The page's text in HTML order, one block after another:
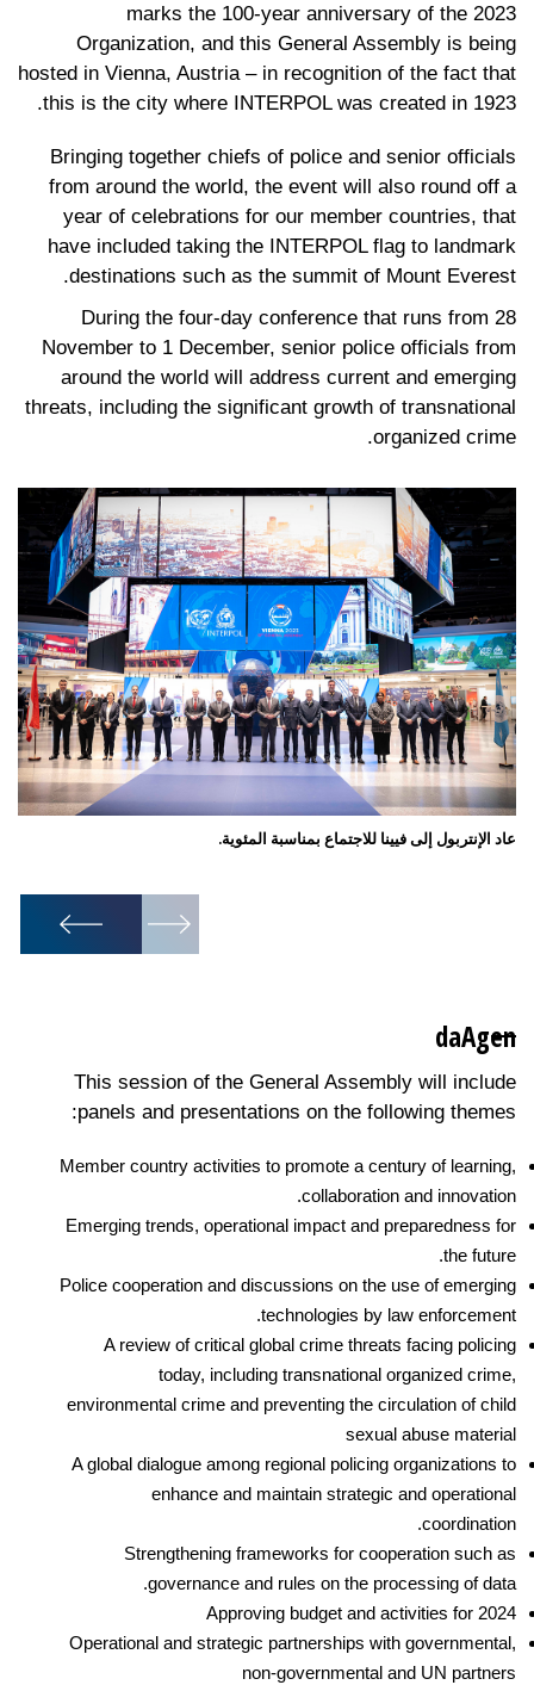
2023 marks the 100-year anniversary of the
Organization, and this General Assembly is being
hosted in Vienna, Austria – in recognition of the fact that
this is the city where INTERPOL was created in 1923.
Bringing together chiefs of police and senior officials
from around the world, the event will also round off a
year of celebrations for our member countries, that
have included taking the INTERPOL flag to landmark
destinations such as the summit of Mount Everest.
During the four-day conference that runs from 28
November to 1 December, senior police officials from
around the world will address current and emerging
threats, including the significant growth of transnational
organized crime.
عاد الإنتربول إلى فيينا للاجتماع بمناسبة المئوية.
1
Agen
da
This session of the General Assembly will include
panels and presentations on the following themes:
Member country activities to promote a century of learning,
collaboration and innovation.
Emerging trends, operational impact and preparedness for
the future.
Police cooperation and discussions on the use of emerging
technologies by law enforcement.
A review of critical global crime threats facing policing
today, including transnational organized crime,
environmental crime and preventing the circulation of child
sexual abuse material
A global dialogue among regional policing organizations to
enhance and maintain strategic and operational
coordination.
Strengthening frameworks for cooperation such as
governance and rules on the processing of data.
Approving budget and activities for 2024
Operational and strategic partnerships with governmental,
non-governmental and UN partners